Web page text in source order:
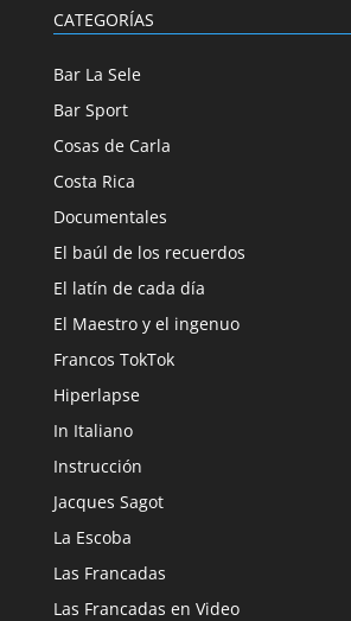
CATEGORÍAS
Bar La Sele
Bar Sport
Cosas de Carla
Costa Rica
Documentales
El baúl de los recuerdos
El latín de cada día
El Maestro y el ingenuo
Francos TokTok
Hiperlapse
In Italiano
Instrucción
Jacques Sagot
La Escoba
Las Francadas
Las Francadas en Video